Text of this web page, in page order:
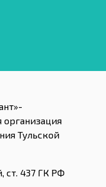
Тульской
ст. 437 ГК РФ